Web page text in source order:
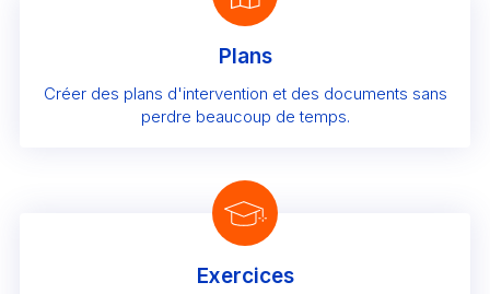
Plans
Créer des plans d'intervention et des documents sans
perdre beaucoup de temps.
Exercices